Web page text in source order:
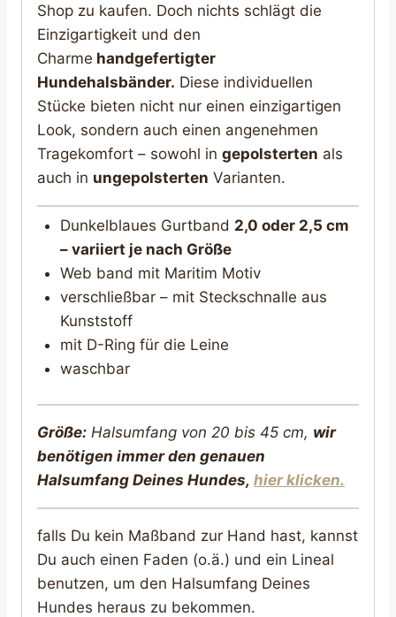
Shop zu kaufen. Doch nichts schlägt die
Einzigartigkeit und den
Charme handgefertigter
Hundehalsbänder. Diese individuellen
Stücke bieten nicht nur einen einzigartigen
Look, sondern auch einen angenehmen
Tragekomfort – sowohl in gepolsterten als
auch in ungepolsterten Varianten.
Dunkelblaues Gurtband 2,0 oder 2,5 cm
– variiert je nach Größe
Web band mit Maritim Motiv
verschließbar – mit Steckschnalle aus
Kunststoff
mit D-Ring für die Leine
waschbar
Größe: Halsumfang von 20 bis 45 cm, wir
benötigen immer den genauen
Halsumfang Deines Hundes, hier klicken.
falls Du kein Maßband zur Hand hast, kannst
Du auch einen Faden (o.ä.) und ein Lineal
benutzen, um den Halsumfang Deines
Hundes heraus zu bekommen.